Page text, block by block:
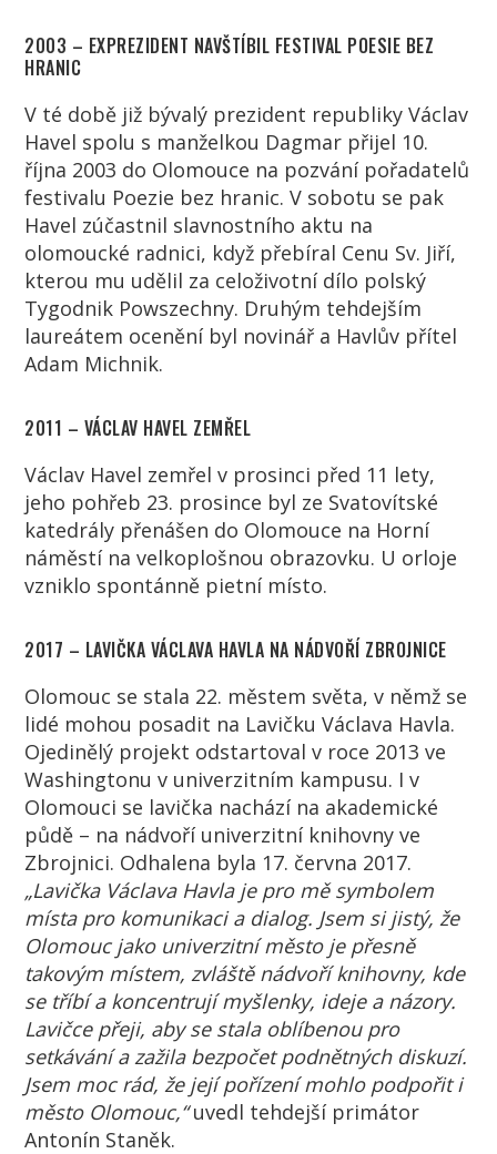
2003 – EXPREZIDENT NAVŠTÍBIL FESTIVAL POESIE BEZ
HRANIC
V té době již bývalý prezident republiky Václav
Havel spolu s manželkou Dagmar přijel 10.
října 2003 do Olomouce na pozvání pořadatelů
festivalu Poezie bez hranic. V sobotu se pak
Havel zúčastnil slavnostního aktu na
olomoucké radnici, když přebíral Cenu Sv. Jiří,
kterou mu udělil za celoživotní dílo polský
Tygodnik Powszechny. Druhým tehdejším
laureátem ocenění byl novinář a Havlův přítel
Adam Michnik.
2011 – VÁCLAV HAVEL ZEMŘEL
Václav Havel zemřel v prosinci před 11 lety,
jeho pohřeb 23. prosince byl ze Svatovítské
katedrály přenášen do Olomouce na Horní
náměstí na velkoplošnou obrazovku. U orloje
vzniklo spontánně pietní místo.
2017 – LAVIČKA VÁCLAVA HAVLA NA NÁDVOŘÍ ZBROJNICE
Olomouc se stala 22. městem světa, v němž se
lidé mohou posadit na Lavičku Václava Havla.
Ojedinělý projekt odstartoval v roce 2013 ve
Washingtonu v univerzitním kampusu. I v
Olomouci se lavička nachází na akademické
půdě – na nádvoří univerzitní knihovny ve
Zbrojnici. Odhalena byla 17. června 2017.
„Lavička Václava Havla je pro mě symbolem
místa pro komunikaci a dialog. Jsem si jistý, že
Olomouc jako univerzitní město je přesně
takovým místem, zvláště nádvoří knihovny, kde
se tříbí a koncentrují myšlenky, ideje a názory.
Lavičce přeji, aby se stala oblíbenou pro
setkávání a zažila bezpočet podnětných diskuzí.
Jsem moc rád, že její pořízení mohlo podpořit i
město Olomouc,“uvedl tehdejší primátor
Antonín Staněk.